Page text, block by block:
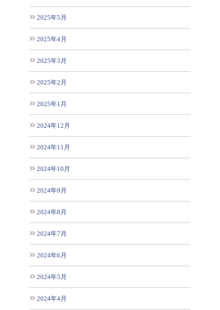
2025年5月
2025年4月
2025年3月
2025年2月
2025年1月
2024年12月
2024年11月
2024年10月
2024年9月
2024年8月
2024年7月
2024年6月
2024年5月
2024年4月